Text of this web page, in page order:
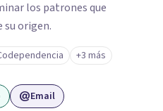
los patrones que
su origen.
+3 más
Email